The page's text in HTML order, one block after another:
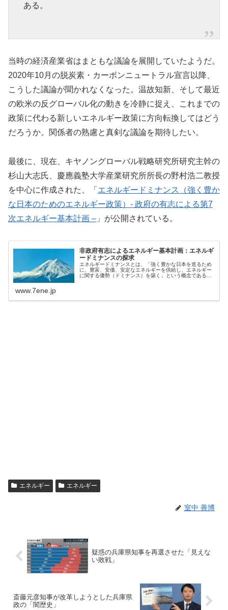
ある。
当時の経済産業省はまともな議論を展開していたようだ。
2020年10月の脱炭素・カーボンニュートラル宣言以降、
こうした議論が聞かれなくなった。温故知新、そして最近
の欧米の反グローバル化の動きを冷静に捉え、これまでの
政策に代わる新しいエネルギー政策に方向転換してはどう
だろうか。関係者の熟慮と真剣な議論を期待したい。
最後に、現在、キヤノングローバル戦略研究所研究主幹の
杉山大志氏、慶應義塾大学産業研究所所長の野村浩二教授
を中心に作成された、「 エネルギードミナンス（強く豊か
な日本のためのエネルギー政策）- 政府の有志による第7
次エネルギー基本計画 – 」が公開されている。
非政府有志によるエネルギー基本計画：エネルギ
ードミナンスの探求
エネルギードミナンスとは、「強く豊かな日本を造るため
に、豊富、安価、安定なエネルギーを供給し、エネルギー
に関する優勢（ドミナンス）を築く」という概念である。
www.7ene.jp
エネルギー エネルギー
室中 善博
疑惑の兵庫県知事を再選させた「見えな
い敗戦」
斎藤元彦知事が改革しようとした兵庫県
政の「闇歴史」